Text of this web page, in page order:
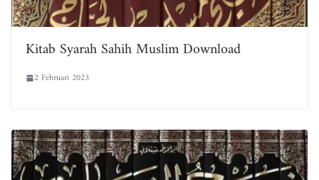
Kitab Syarah Sahih Muslim Download
2 Februari 2023